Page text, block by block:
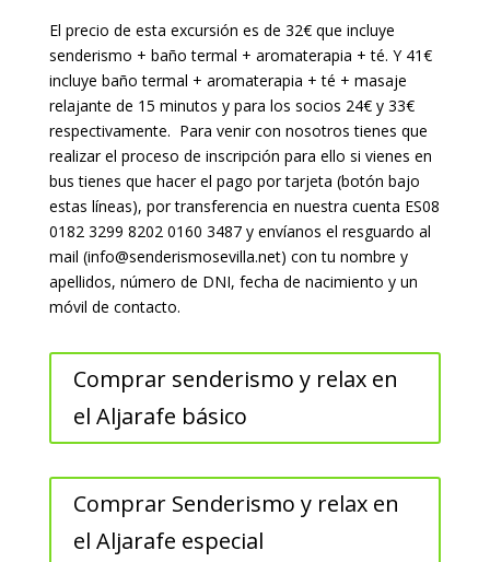
El precio de esta excursión es de 32€ que incluye
senderismo + baño termal + aromaterapia + té. Y 41€
incluye baño termal + aromaterapia + té + masaje
relajante de 15 minutos y para los socios 24€ y 33€
respectivamente. Para venir con nosotros tienes que
realizar el proceso de inscripción para ello si vienes en
bus tienes que hacer el pago por tarjeta (botón bajo
estas líneas), por transferencia en nuestra cuenta ES08
0182 3299 8202 0160 3487 y envíanos el resguardo al
mail (info@senderismosevilla.net) con tu nombre y
apellidos, número de DNI, fecha de nacimiento y un
móvil de contacto.
Comprar senderismo y relax en
el Aljarafe básico
Comprar Senderismo y relax en
el Aljarafe especial